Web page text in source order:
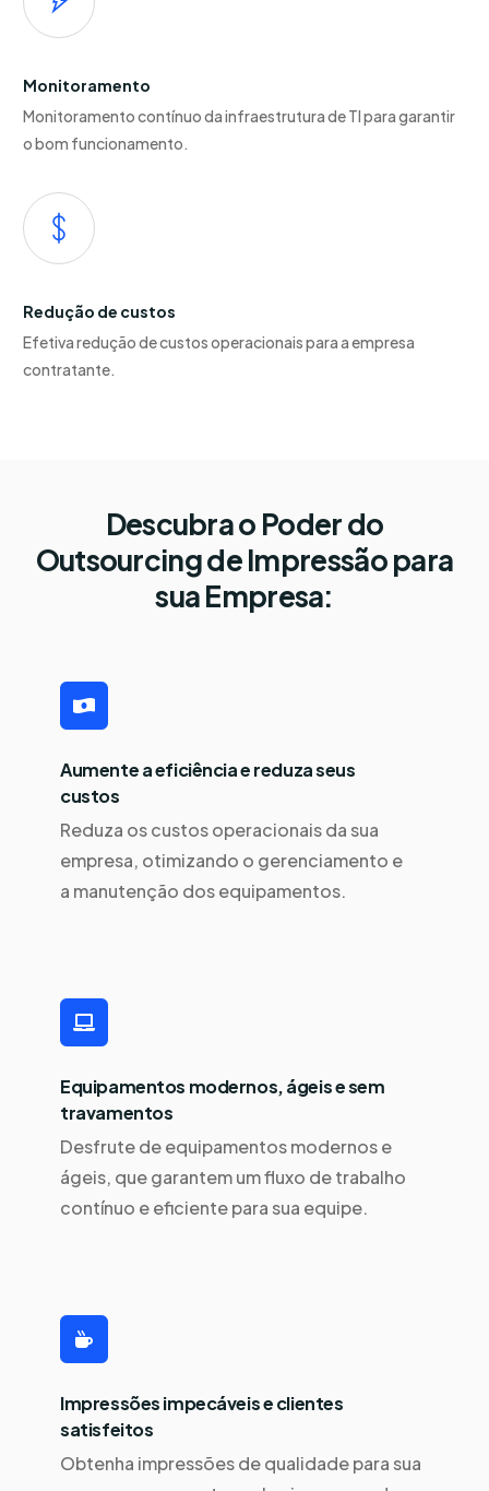
Monitoramento
Monitoramento contínuo da infraestrutura de TI para garantir
o bom funcionamento.
Redução de custos
Efetiva redução de custos operacionais para a empresa
contratante.
Descubra o Poder do
Outsourcing de Impressão para
sua Empresa:
Aumente a eficiência e reduza seus
custos
Reduza os custos operacionais da sua
empresa, otimizando o gerenciamento e
a manutenção dos equipamentos.
Equipamentos modernos, ágeis e sem
travamentos
Desfrute de equipamentos modernos e
ágeis, que garantem um fluxo de trabalho
contínuo e eficiente para sua equipe.
Impressões impecáveis e clientes
satisfeitos
Obtenha impressões de qualidade para sua